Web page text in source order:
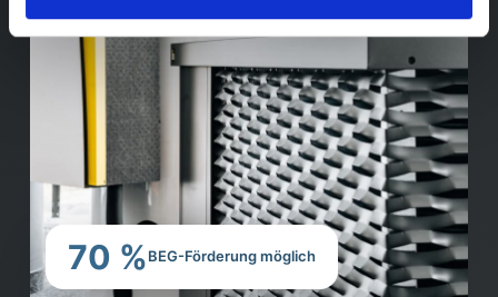
70 %BEG-Förderung möglich